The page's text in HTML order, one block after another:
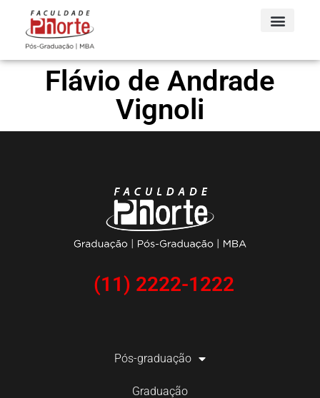
Flávio de Andrade
Vignoli
(11) 2222-1222
Pós-graduação
Graduação